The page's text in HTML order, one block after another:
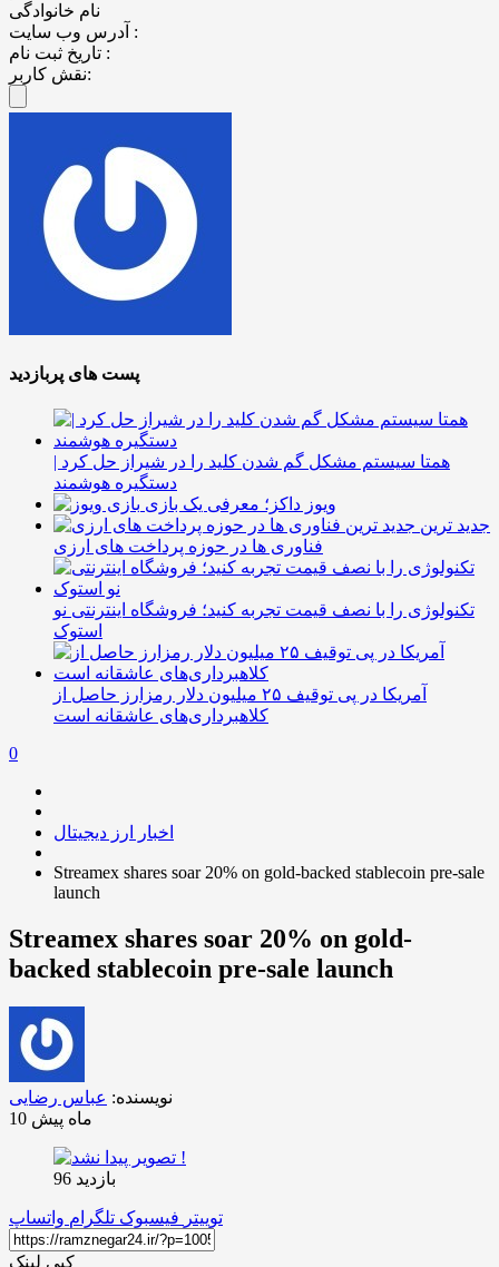
نام خانوادگی
آدرس وب سایت :
تاریخ ثبت نام :
نقش کاربر:
پست های پربازدید
همتا سیستم مشکل گم شدن کلید را در شیراز حل کرد |
دستگیره هوشمند
ویوز داکز؛ معرفی یک بازی
جدید ترین
فناوری ها در حوزه پرداخت های ارزی
تکنولوژی را با نصف قیمت تجربه کنید؛ فروشگاه اینترنتی نو
استوک
آمریکا در پی توقیف ۲۵ میلیون دلار رمزارز حاصل از
کلاهبرداری‌های عاشقانه است
0
اخبار ارز دیجیتال
Streamex shares soar 20% on gold-backed stablecoin pre-sale
launch
Streamex shares soar 20% on gold-
backed stablecoin pre-sale launch
نویسنده: عباس رضایی
10 ماه پیش
بازدید 96
توییتر فیسبوک تلگرام واتساپ
کپی لینک